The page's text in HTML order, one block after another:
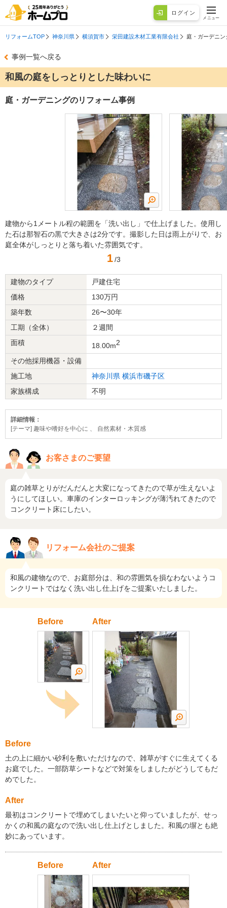
ログイン
メニュー
リフォームTOP 神奈川県 横須賀市 栄田建設木材工業有限会社 庭・ガーデニ
事例一覧へ戻る
和風の庭をしっとりとした味わいに
庭・ガーデニングのリフォーム事例
建物から1メートル程の範囲を「洗い出し」で仕上げました。使用し
た石は那智石の黒で大きさは2分です。撮影した日は雨上がりで、お
庭全体がしっとりと落ち着いた雰囲気です。
1 /3
建物のタイプ
戸建住宅
価格
130万円
築年数
26〜30年
工期（全体）
２週間
面積
18.00m2
その他採用機器・設備
施工地
神奈川県 横浜市磯子区
家族構成
不明
詳細情報：
[テーマ] 趣味や嗜好を中心に 、 自然素材・木質感
お客さまのご要望
庭の雑草とりがだんだんと大変になってきたので草が生えないよ
うにしてほしい。車庫のインターロッキングが薄汚れてきたので
コンクリート床にしたい。
リフォーム会社のご提案
和風の建物なので、お庭部分は、和の雰囲気を損なわないようコ
ンクリートではなく洗い出し仕上げをご提案いたしました。
Before After
Before
土の上に細かい砂利を敷いただけなので、雑草がすぐに生えてくる
お庭でした。一部防草シートなどで対策をしましたがどうしてもだ
めでした。
After
最初はコンクリートで埋めてしまいたいと仰っていましたが、せっ
かくの和風の庭なので洗い出し仕上げとしました。和風の塀とも絶
妙にあっています。
Before After